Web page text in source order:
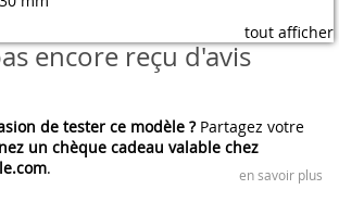
tout afficher
encore reçu d'avis
de tester ce modèle ?Partagez votre
un chèque cadeau valable chez
. en savoir plus